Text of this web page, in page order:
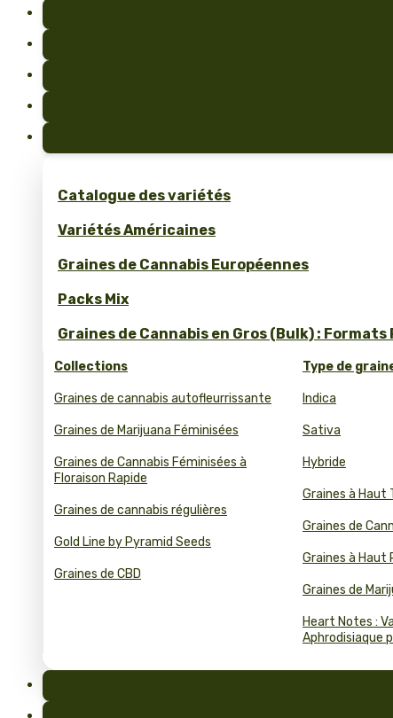
Catalogue des variétés
Variétés Américaines
Graines de Cannabis Européennes
Packs Mix
Graines de Cannabis en Gros (Bulk) :
Collections
Graines de cannabis autofleurrissante
Graines de Marijuana Féminisées
Graines de Cannabis Féminisées à
Floraison Rapide
Graines de cannabis régulières
Gold Line by Pyramid Seeds
Graines de CBD
Type de
Indica
Sativa
Hybride
Graines à Haut
Graines de
Graines à Haut
Graines de
Heart Notes :
Aphrodisiaque